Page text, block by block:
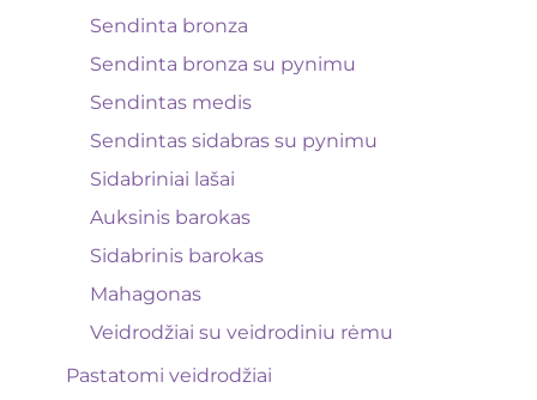
Sendinta bronza
Sendinta bronza su pynimu
Sendintas medis
Sendintas sidabras su pynimu
Sidabriniai lašai
Auksinis barokas
Sidabrinis barokas
Mahagonas
Veidrodžiai su veidrodiniu rėmu
Pastatomi veidrodžiai